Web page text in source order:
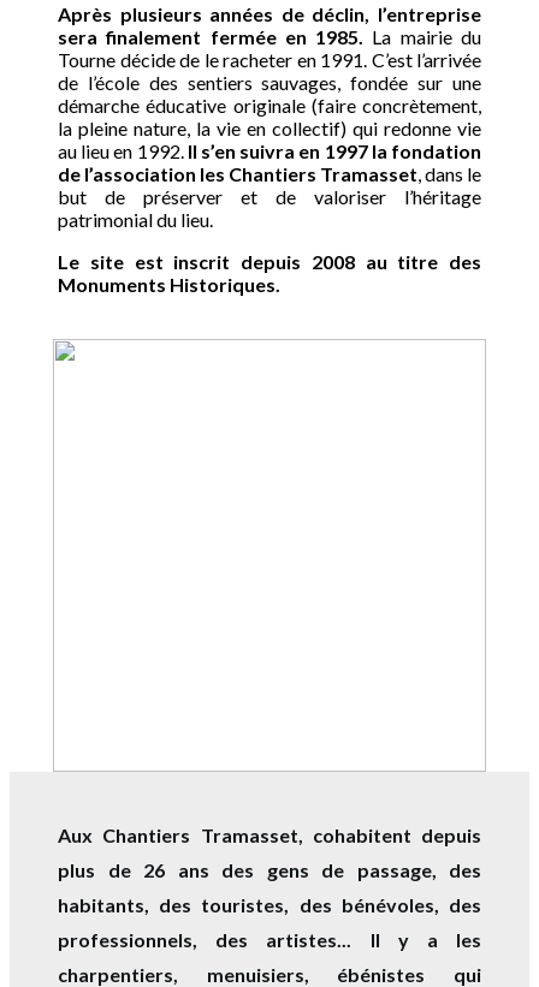
Après plusieurs années de déclin, l’entreprise
sera finalement fermée en 1985. La mairie du
Tourne décide de le racheter en 1991. C’est l’arrivée
de l’école des sentiers sauvages, fondée sur une
démarche éducative originale (faire concrètement,
la pleine nature, la vie en collectif) qui redonne vie
au lieu en 1992. Il s’en suivra en 1997 la fondation
de l’association les Chantiers Tramasset, dans le
but de préserver et de valoriser l’héritage
patrimonial du lieu.
Le site est inscrit depuis 2008 au titre des
Monuments Historiques.
Aux Chantiers Tramasset, cohabitent depuis
plus de 26 ans des gens de passage, des
habitants, des touristes, des bénévoles, des
professionnels, des artistes... Il y a les
charpentiers, menuisiers, ébénistes qui